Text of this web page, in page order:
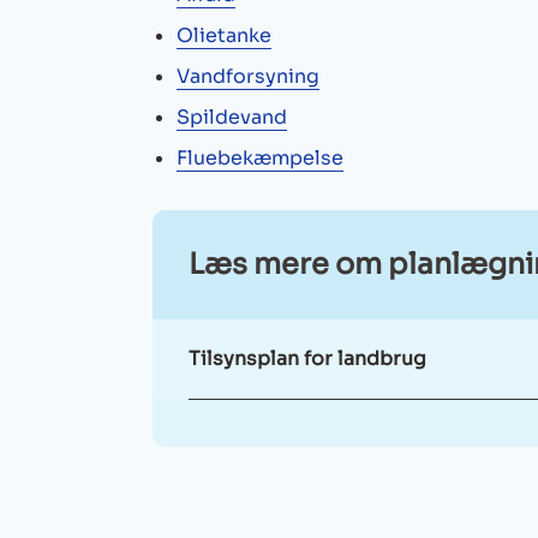
Olietanke
Vandforsyning
Spildevand
Fluebekæmpelse
Læs mere om
Tilsynsplan for landbrug